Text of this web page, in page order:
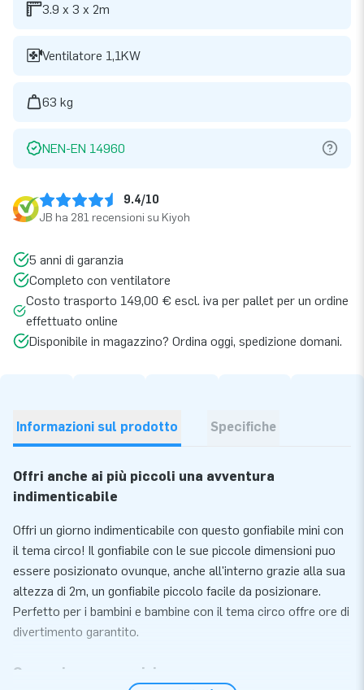
3.9 x 3 x 2m
Ventilatore 1,1KW
63 kg
NEN-EN 14960
9.4/10
JB ha 281 recensioni su Kiyoh
5 anni di garanzia
Completo con ventilatore
Costo trasporto 149,00 € escl. iva per pallet per un ordine
effettuato online
Disponibile in magazzino? Ordina oggi, spedizione domani.
Informazioni sul prodotto Specifiche
Offri anche ai più piccoli una avventura
indimenticabile
Offri un giorno indimenticabile con questo gonfiabile mini con
il tema circo! Il gonfiabile con le sue piccole dimensioni puo
essere posizionato ovunque, anche all'interno grazie alla sua
altezza di 2m, un gonfiabile piccolo facile da posizionare.
Perfetto per i bambini e bambine con il tema circo offre ore di
divertimento garantito.
Convenienza e servizio